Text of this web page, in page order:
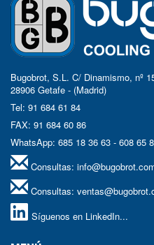
Bugobrot, S.L. C/ Dinamismo, nº
28906 Getafe - (Madrid)
Tel: 91 684 61 84
FAX: 91 684 60 86
WhatsApp: 685 18 36 63 - 608 65
Consultas:
Consultas:
Síguenos en LinkedIn...